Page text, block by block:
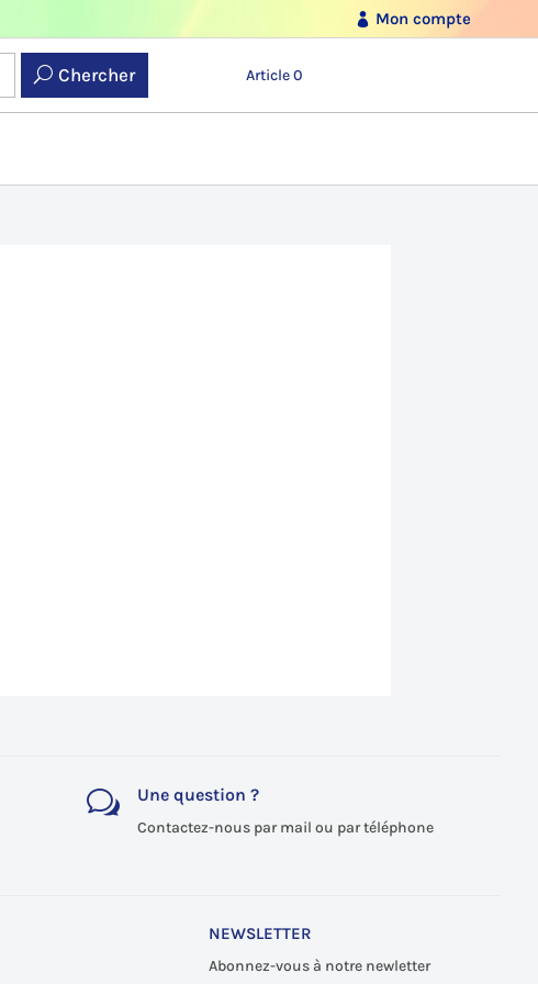
Mon compte
Chercher Article 0
w Une question ?
Contactez-nous par mail ou par téléphone
NEWSLETTER
Abonnez-vous à notre newletter